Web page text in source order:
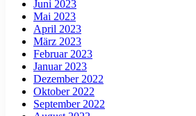
Juni 2023
Mai 2023
April 2023
März 2023
Februar 2023
Januar 2023
Dezember 2022
Oktober 2022
September 2022